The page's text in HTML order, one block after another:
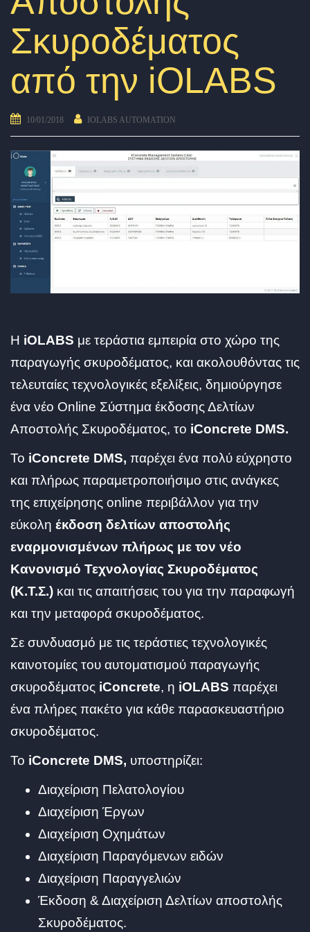
Σκυροδέματος
από την iOLABS
10/01/2018 IOLABS AUTOMATION
Η iOLABS με τεράστια εμπειρία στο χώρο της
παραγωγής σκυροδέματος, και ακολουθόντας τις
τελευταίες τεχνολογικές εξελίξεις, δημιούργησε
ένα νέο Online Σύστημα έκδοσης Δελτίων
Αποστολής Σκυροδέματος, το iConcrete DMS.
To iConcrete DMS, παρέχει ένα πολύ εύχρηστο
και πλήρως παραμετροποιήσιμο στις ανάγκες
της επιχείρησης online περιβάλλον για την
εύκολη έκδοση δελτίων αποστολής
εναρμονισμένων πλήρως με τον νέο
Κανονισμό Τεχνολογίας Σκυροδέματος
(Κ.Τ.Σ.) και τις απαιτήσεις του για την παραφωγή
και την μεταφορά σκυροδέματος.
Σε συνδυασμό με τις τεράστιες τεχνολογικές
καινοτομίες του αυτοματισμού παραγωγής
σκυροδέματος iConcrete, η iOLABS παρέχει
ένα πλήρες πακέτο για κάθε παρασκευαστήριο
σκυροδέματος.
To iConcrete DMS, υποστηρίζει:
Διαχείριση Πελατολογίου
Διαχείριση Έργων
Διαχείριση Οχημάτων
Διαχείριση Παραγόμενων ειδών
Διαχείριση Παραγγελιών
Έκδοση & Διαχείριση Δελτίων αποστολής
Σκυροδέματος.